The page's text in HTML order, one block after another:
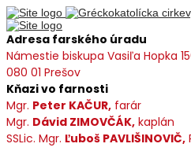
Adresa farského úradu
Námestie biskupa Vasiľa Hopka
080 01 Prešov
Kňazi vo farnosti
Mgr. Peter KAČUR, farár
Mgr. Dávid ZIMOVČÁK, kaplán
SSLic. Mgr. Ľuboš PAVLIŠINOVIČ,